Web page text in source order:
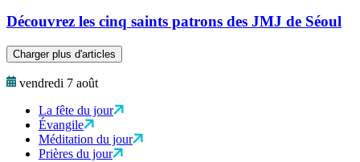
Découvrez les cinq saints patrons des JMJ de Séoul
Charger plus d'articles
vendredi 7 août
La fête du jour
Évangile
Méditation du jour
Prières du jour